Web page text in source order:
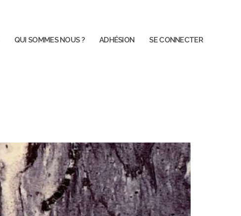
QUI SOMMES NOUS ? ADHÉSION SE CONNECTER